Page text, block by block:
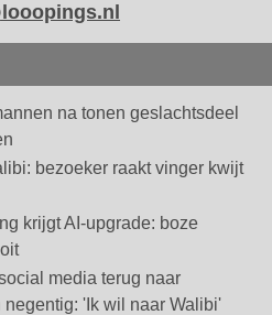
na tonen geslachtsdeel
bezoeker raakt vinger kwijt
krijgt AI-upgrade: boze
media terug naar
'Ik wil naar Walibi'